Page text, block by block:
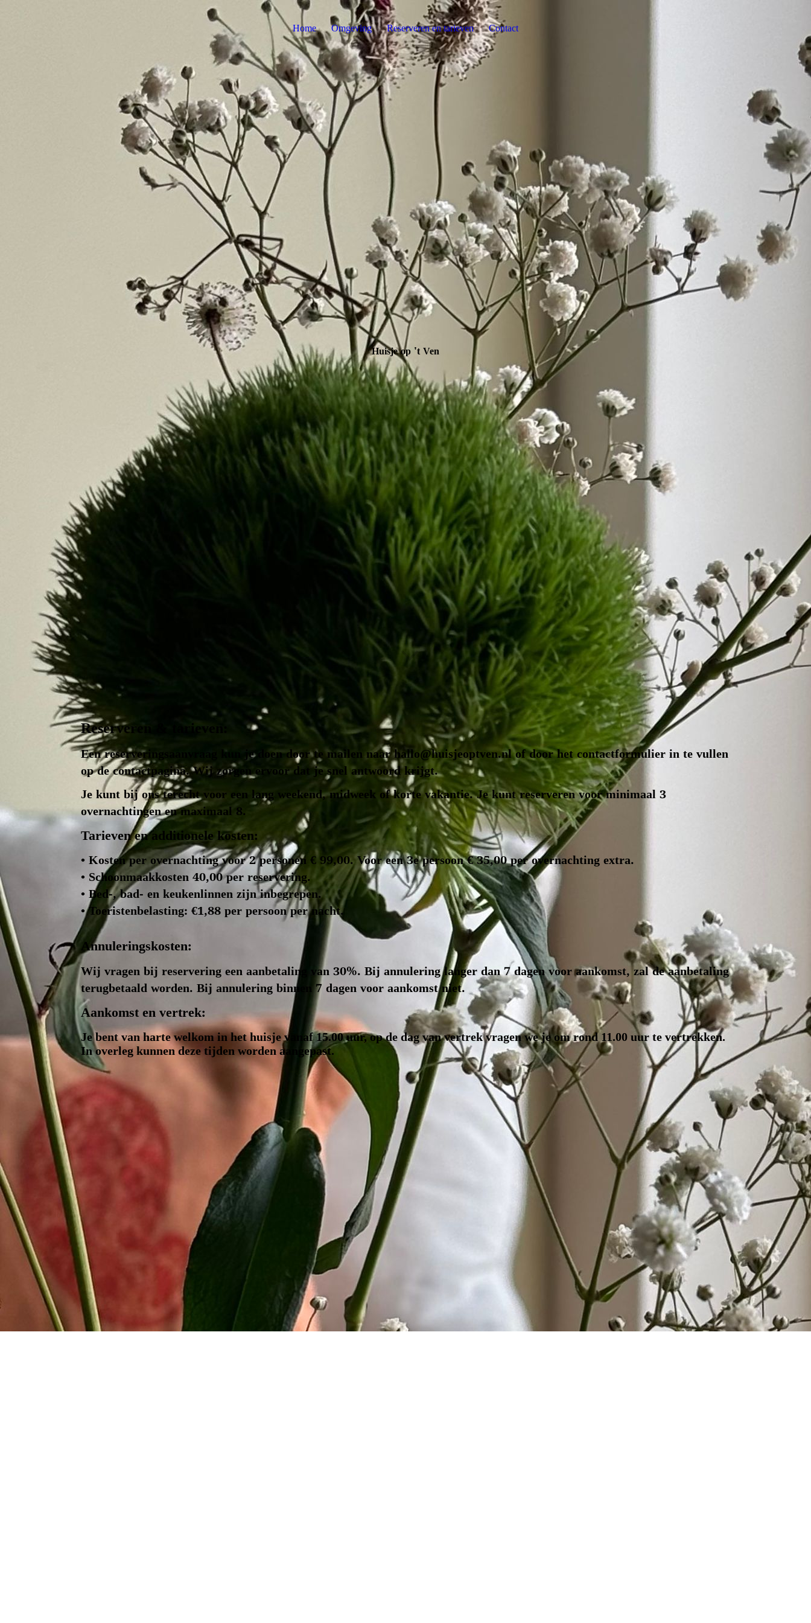
Home Omgeving Reserveren en tarieven Contact
Huisje op 't Ven
Reserveren & tarieven:
Een reserveringsaanvraag kun je doen door te mailen naarhallo@huisjeoptven.nlof door het contactformulier in te vullen
op de contactpagina. Wij zorgen ervoor dat je snel antwoord krijgt.
Je kunt bij ons terecht voor een lang weekend, midweek of korte vakantie. Je kunt reserveren voor minimaal 3
overnachtingen en maximaal 8.
Tarieven en additionele kosten:
• Kosten per overnachting voor 2 personen € 99,00. Voor een 3e persoon € 35,00 per overnachting extra.
• Schoonmaakkosten 40,00 per reservering.
• Bed-, bad- en keukenlinnen zijn inbegrepen.
• Toeristenbelasting: €1,88 per persoon per nacht.
Annuleringskosten:
Wij vragen bij reservering een aanbetaling van 30%. Bij annulering langer dan 7 dagen voor aankomst, zal de aanbetaling
terugbetaald worden. Bij annulering binnen 7 dagen voor aankomst niet.
Aankomst en vertrek:
Je bent van harte welkom in het huisje vanaf 15.00 uur, op de dag van vertrek vragen we je om rond 11.00 uur te vertrekken.
In overleg kunnen deze tijden worden aangepast.